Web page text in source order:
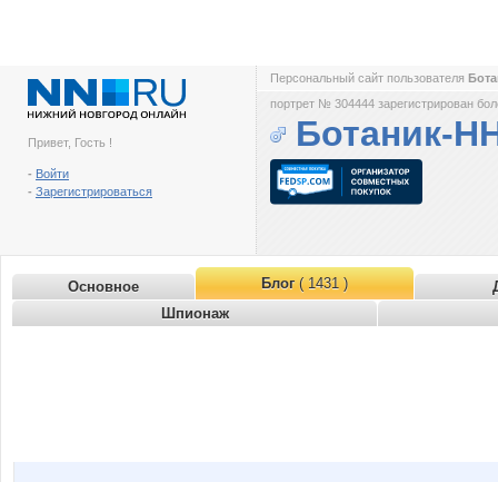
Привет, Гость !
- Войти
- Зарегистрироваться
Персональный сайт пользователя
портрет № 304444 зарегистрирован
Ботаник-
Основное Блог( 1431 )
Шпионаж